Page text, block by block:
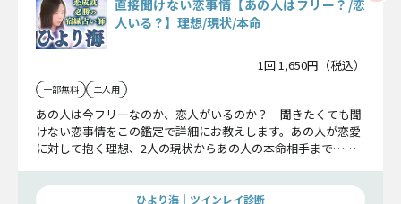
直接聞けない恋事情【あの人はフリー？/恋
人いる？】理想/現状/本命
1回 1,650円（税込）
一部無料 二人用
あの人は今フリーなのか、恋人がいるのか？ 聞きたくても聞
けない恋事情をこの鑑定で詳細にお教えします。あの人が恋愛
に対して抱く理想、2人の現状からあの人の本命相手まで……
ひより海｜ツインレイ診断